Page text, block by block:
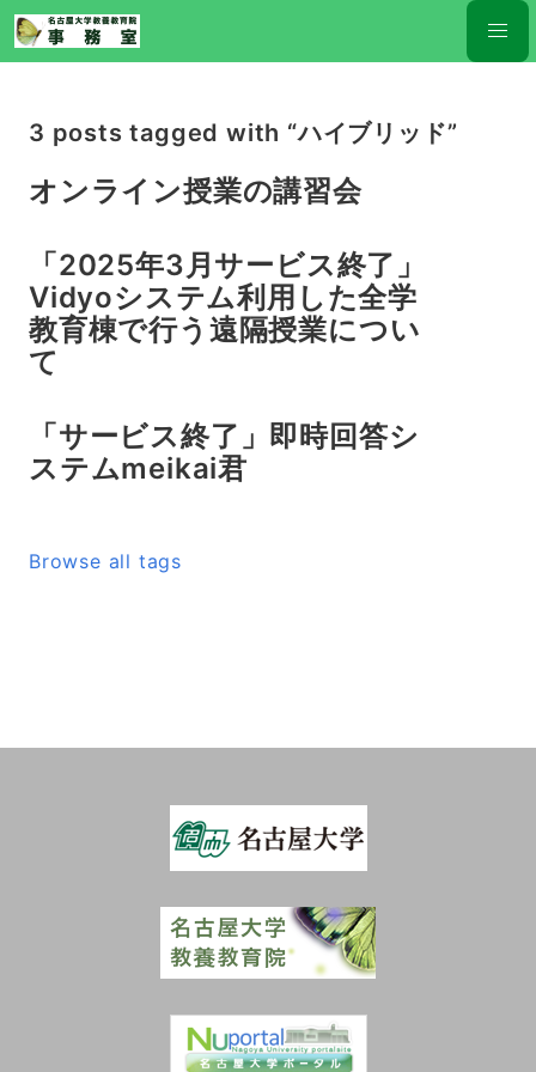
3 posts tagged with “ハイブリッド”
オンライン授業の講習会
「2025年3月サービス終了」
Vidyoシステム利用した全学
教育棟で行う遠隔授業につい
て
「サービス終了」即時回答シ
ステムmeikai君
Browse all tags